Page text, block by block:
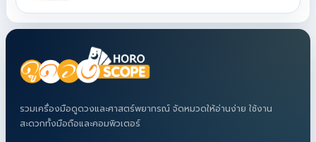
รวมเครื่องมือดูดวงและศาสตร์พยากรณ์ จัดหมวดให้อ่านง่าย ใช้งาน
สะดวกทั้งมือถือและคอมพิวเตอร์